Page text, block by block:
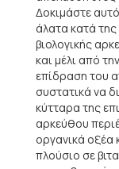
Δοκιμάστε
άλατα κατά της
βιολογικής
και μέλι από
επίδραση του
συστατικά να
κύτταρα της
αρκεύθου
οργανικά οξέα
πλούσιο σε